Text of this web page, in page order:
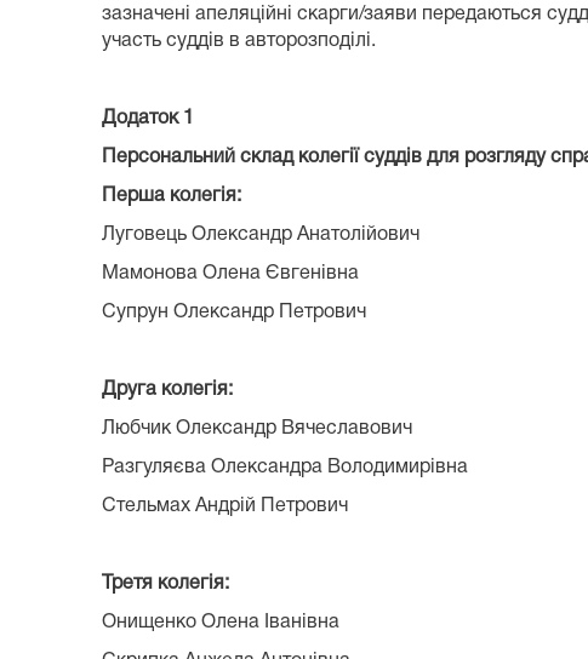
зазначені апеляційні скарги/заяви передаються
участь суддів в авторозподілі.
Додаток 1
Персональний склад колегії суддів для розгляду
Перша колегія:
Луговець Олександр Анатолійович
Мамонова Олена Євгенівна
Супрун Олександр Петрович
Друга колегія:
Любчик Олександр Вячеславович
Разгуляєва Олександра Володимирівна
Стельмах Андрій Петрович
Третя колегія:
Онищенко Олена Іванівна